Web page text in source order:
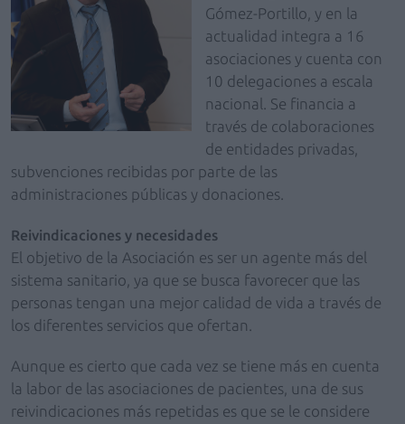
Gómez-Portillo, y en la
actualidad integra a 16
asociaciones y cuenta con
10 delegaciones a escala
nacional. Se financia a
través de colaboraciones
de entidades privadas,
subvenciones recibidas por parte de las
administraciones públicas y donaciones.
Reivindicaciones y necesidades
El objetivo de la Asociación es ser un agente más del
sistema sanitario, ya que se busca favorecer que las
personas tengan una mejor calidad de vida a través de
los diferentes servicios que ofertan.
Aunque es cierto que cada vez se tiene más en cuenta
la labor de las asociaciones de pacientes, una de sus
reivindicaciones más repetidas es que se le considere